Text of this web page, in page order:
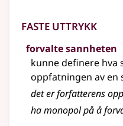
Faste uttrykk
forvalte sannheten
kunne definere hva
oppfatningen av en
det er forfatterens
ha monopol på å